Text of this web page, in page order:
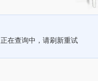
正在查询中，请刷新重试